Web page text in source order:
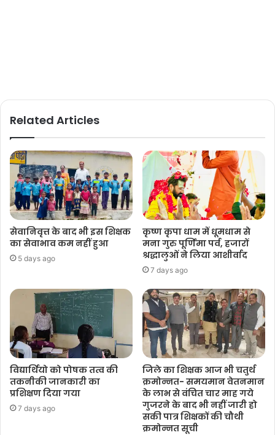
Related Articles
सेवानिवृत्त के बाद भी इस शिक्षक
का सेवाभाव कम नहीं हुआ
5 days ago
कृष्ण कृपा धाम में धूमधाम से
मना गुरु पूर्णिमा पर्व, हजारों
श्रद्धालुओं ने लिया आशीर्वाद
7 days ago
विद्यार्थियो को पोषक तत्व की
तकनीकी जानकारी का
प्रशिक्षण दिया गया
7 days ago
जिले का शिक्षक आज भी चतुर्थ
क्रमोन्नत- समयमान वेतनमान
के लाभ से वंचित चार माह गये
गुजरने के बाद भी नहीं जारी हो
सकी पात्र शिक्षकों की चौथी
क्रमोन्नत सूची